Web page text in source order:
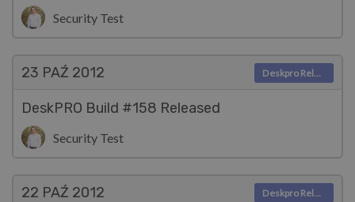
Security Test
23 PAŹ 2012
DeskPRO Build #158 Released
Security Test
Deskpro Releases
22 PAŹ 2012 Deskpro Releases